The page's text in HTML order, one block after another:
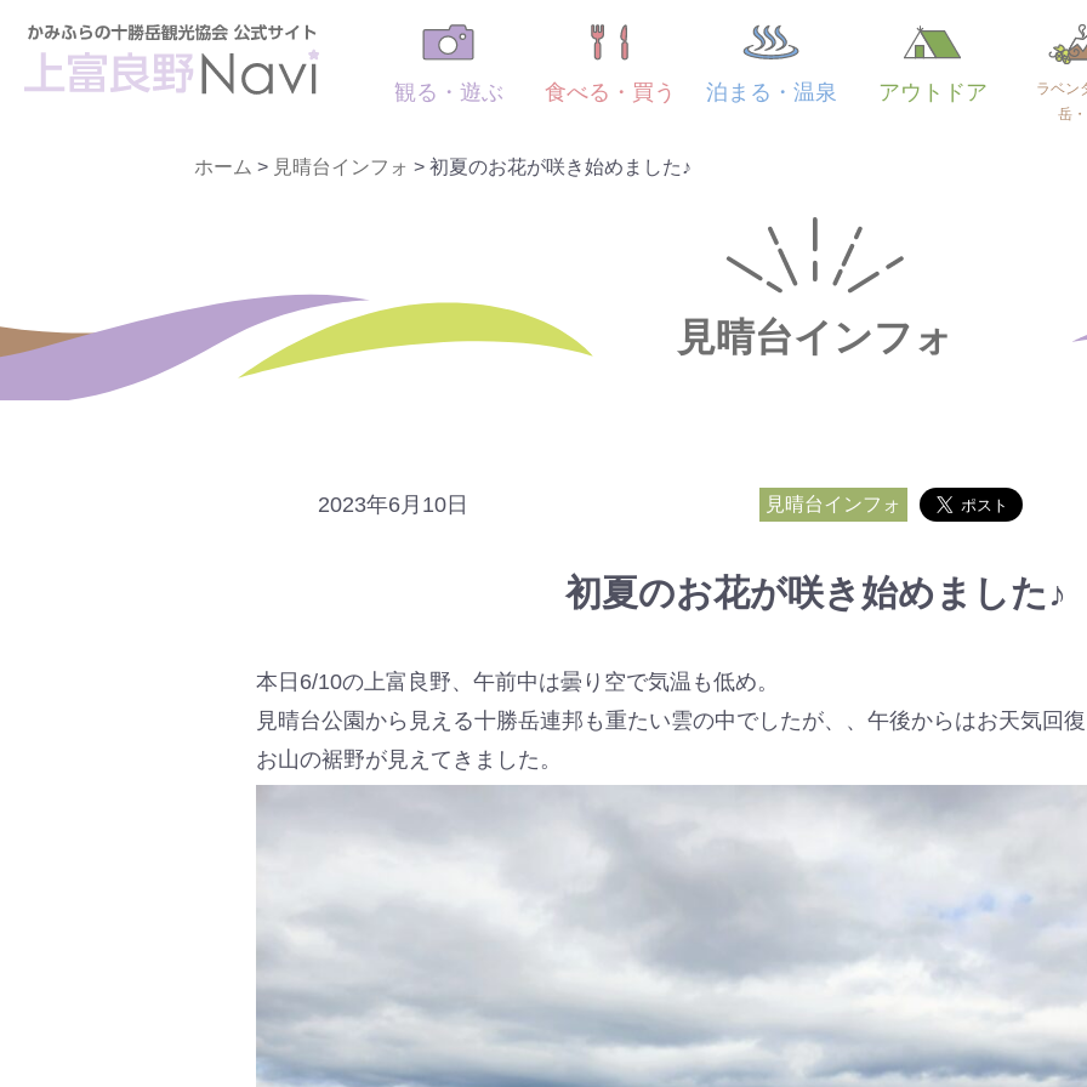
観る・遊ぶ 食べる・買う 泊まる・温泉 アウトドア
ラベン
岳
ホーム > 見晴台インフォ > 初夏のお花が咲き始めました♪
見晴台インフォ
2023年6月10日 見晴台インフォ
初夏のお花が咲き始めました♪
本日6/10の上富良野、午前中は曇り空で気温も低め。
見晴台公園から見える十勝岳連邦も重たい雲の中でしたが、、午後からはお天気回
お山の裾野が見えてきました。